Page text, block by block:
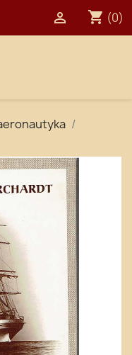
shopping_cart (0)
